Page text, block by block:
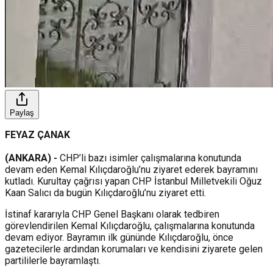
Paylaş
FEYAZ ÇANAK
(ANKARA) - CHP’li bazı isimler çalışmalarına konutunda
devam eden Kemal Kılıçdaroğlu’nu ziyaret ederek bayramını
kutladı. Kurultay çağrısı yapan CHP İstanbul Milletvekili Oğuz
Kaan Salıcı da bugün Kılıçdaroğlu’nu ziyaret etti.
İstinaf kararıyla CHP Genel Başkanı olarak tedbiren
görevlendirilen Kemal Kılıçdaroğlu, çalışmalarına konutunda
devam ediyor. Bayramın ilk gününde Kılıçdaroğlu, önce
gazetecilerle ardından korumaları ve kendisini ziyarete gelen
partililerle bayramlaştı.